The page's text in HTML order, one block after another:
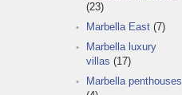
(23)
Marbella East (7)
Marbella luxury
villas (17)
Marbella penthouses